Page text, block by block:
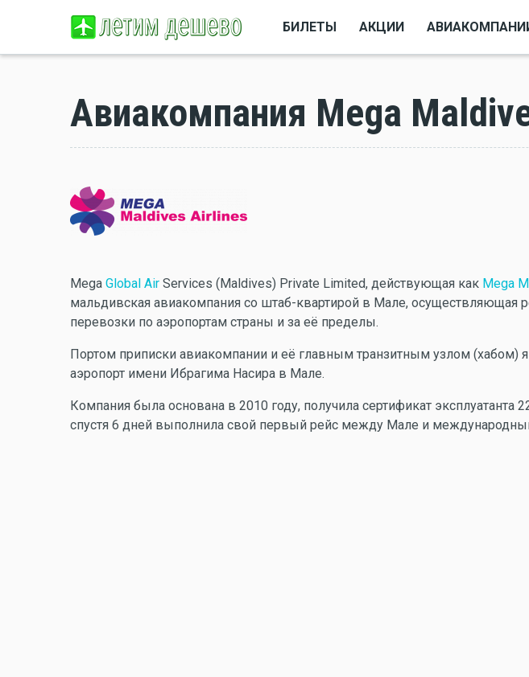
БИЛЕТЫ АКЦИИ
Авиакомпания Mega
Mega Global Air Services (Maldives) Private Limited, действующая как Mega
мальдивская авиакомпания со штаб-квартирой в Мале, осуществляющая
перевозки по аэропортам страны и за её пределы.
Портом приписки авиакомпании и её главным транзитным узлом (хабом)
аэропорт имени Ибрагима Насира в Мале.
Компания была основана в 2010 году, получила сертификат эксплуатанта
спустя 6 дней выполнила свой первый рейс между Мале и